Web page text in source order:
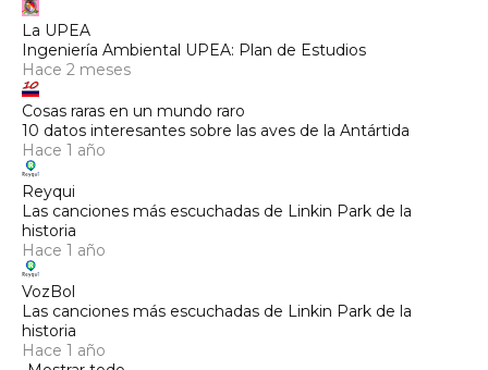
La UPEA
Ingeniería Ambiental UPEA: Plan de Estudios
Hace 2 meses
Cosas raras en un mundo raro
10 datos interesantes sobre las aves de la Antártida
Hace 1 año
Reyqui
Las canciones más escuchadas de Linkin Park de la
historia
Hace 1 año
VozBol
Las canciones más escuchadas de Linkin Park de la
historia
Hace 1 año